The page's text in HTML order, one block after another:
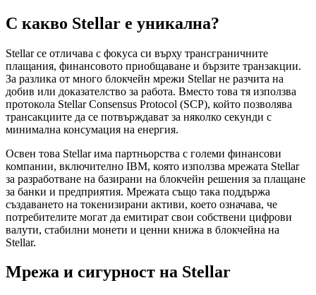
С какво Stellar е уникална?
Stellar се отличава с фокуса си върху трансграничните
плащания, финансовото приобщаване и бързите транзакции.
За разлика от много блокчейн мрежи Stellar не разчита на
добив или доказателство за работа. Вместо това тя използва
протокола Stellar Consensus Protocol (SCP), който позволява
трансакциите да се потвърждават за няколко секунди с
минимална консумация на енергия.
Освен това Stellar има партньорства с големи финансови
компании, включително IBM, която използва мрежата Stellar
за разработване на базирани на блокчейн решения за плащане
за банки и предприятия. Мрежата също така поддържа
създаването на токенизирани активи, което означава, че
потребителите могат да емитират свои собствени цифрови
валути, стабилни монети и ценни книжа в блокчейна на
Stellar.
Мрежа и сигурност на Stellar